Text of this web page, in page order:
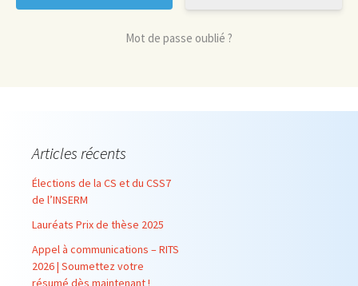
Mot de passe oublié ?
Articles récents
Élections de la CS et du CSS7
de l’INSERM
Lauréats Prix de thèse 2025
Appel à communications – RITS
2026 | Soumettez votre
résumé dès maintenant !